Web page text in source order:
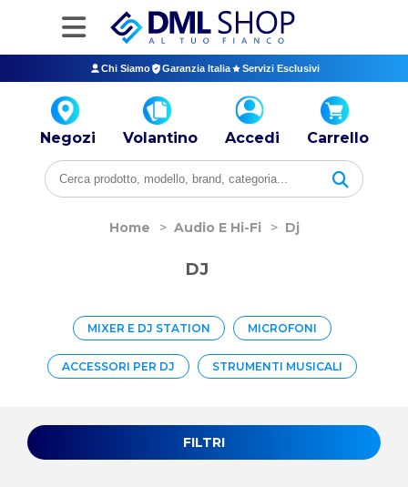
Chi Siamo Garanzia Italia Servizi Esclusivi
Negozi Volantino Accedi Carrello
Home > Audio E Hi-Fi > Dj
FILTRI
DJ
MIXER E DJ STATION MICROFONI
ACCESSORI PER DJ STRUMENTI MUSICALI